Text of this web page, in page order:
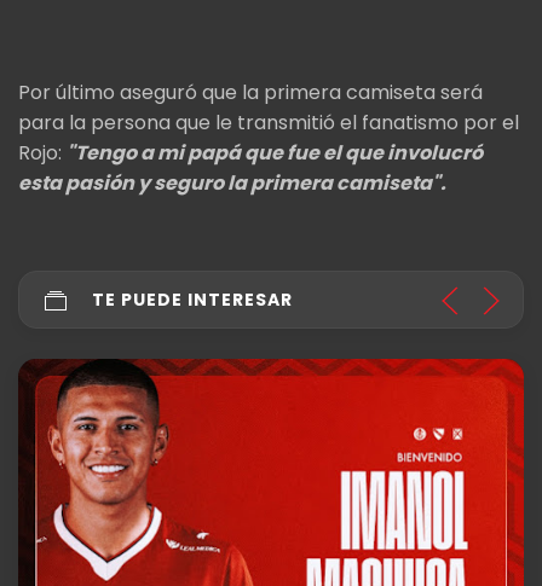
Por último aseguró que la primera camiseta será
para la persona que le transmitió el fanatismo por el
Rojo: "Tengo a mi papá que fue el que involucró
esta pasión y seguro la primera camiseta".
TE PUEDE INTERESAR